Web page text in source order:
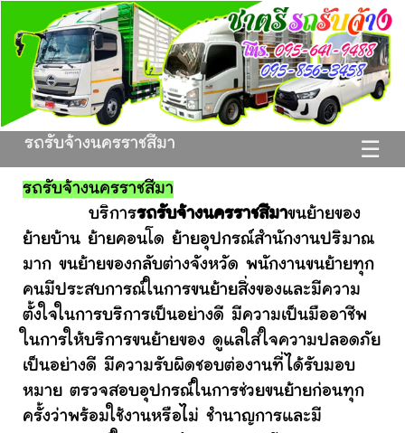
☰
รถรับจ้างนครราชสีมา
รถรับจ้างนครราชสีมา
บริการรถรับจ้างนครราชสีมาขนย้ายของ
ย้ายบ้าน ย้ายคอนโด ย้ายอุปกรณ์สำนักงานปริมาณ
มาก ขนย้ายของกลับต่างจังหวัด พนักงานขนย้ายทุก
คนมีประสบการณ์ในการขนย้ายสิ่งของและมีความ
ตั้งใจในการบริการเป็นอย่างดี มีความเป็นมืออาชีพ
ในการให้บริการขนย้ายของ ดูแลใส่ใจความปลอดภัย
เป็นอย่างดี มีความรับผิดชอบต่องานที่ได้รับมอบ
หมาย ตรวจสอบอุปกรณ์ในการช่วยขนย้ายก่อนทุก
ครั้งว่าพร้อมใช้งานหรือไม่ ชำนาญการและมี